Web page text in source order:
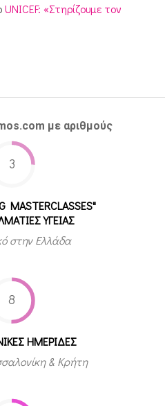
UNICEF: «Στηρίζουμε τον
με αριθμούς
3
MASTERCLASSES"
ΥΓΕΙΑΣ
στην Ελλάδα
8
ΗΜΕΡΙΔΕΣ
& Κρήτη